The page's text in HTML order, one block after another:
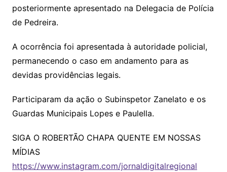
posteriormente apresentado na Delegacia de Polícia
de Pedreira.
A ocorrência foi apresentada à autoridade policial,
permanecendo o caso em andamento para as
devidas providências legais.
Participaram da ação o Subinspetor Zanelato e os
Guardas Municipais Lopes e Paulella.
SIGA O ROBERTÃO CHAPA QUENTE EM NOSSAS
MÍDIAS
https://www.instagram.com/jornaldigitalregional